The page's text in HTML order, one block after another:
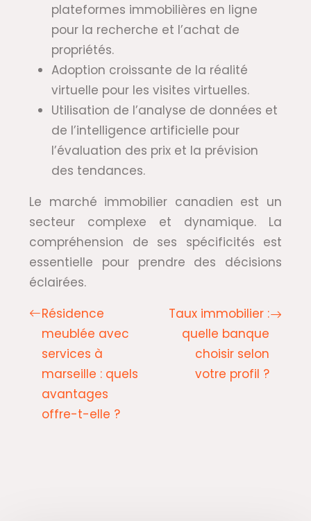
plateformes immobilières en ligne
pour la recherche et l’achat de
propriétés.
Adoption croissante de la réalité
virtuelle pour les visites virtuelles.
Utilisation de l’analyse de données et
de l’intelligence artificielle pour
l’évaluation des prix et la prévision
des tendances.
Le marché immobilier canadien est un
secteur complexe et dynamique. La
compréhension de ses spécificités est
essentielle pour prendre des décisions
éclairées.
Résidence
meublée avec
services à
marseille : quels
avantages
offre-t-elle ?
Taux immobilier :
quelle banque
choisir selon
votre profil ?